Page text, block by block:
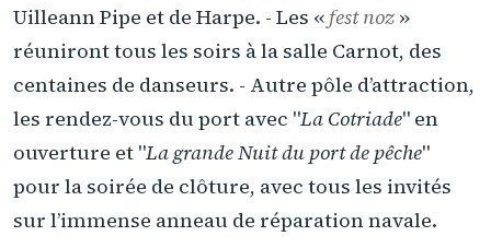
Uilleann Pipe et de Harpe. - Les «fest noz »
réuniront tous les soirs à la salle Carnot, des
centaines de danseurs. - Autre pôle d’attraction,
les rendez-vous du port avec "La Cotriade" en
ouverture et "La grande Nuit du port de pêche"
pour la soirée de clôture, avec tous les invités
sur l’immense anneau de réparation navale.